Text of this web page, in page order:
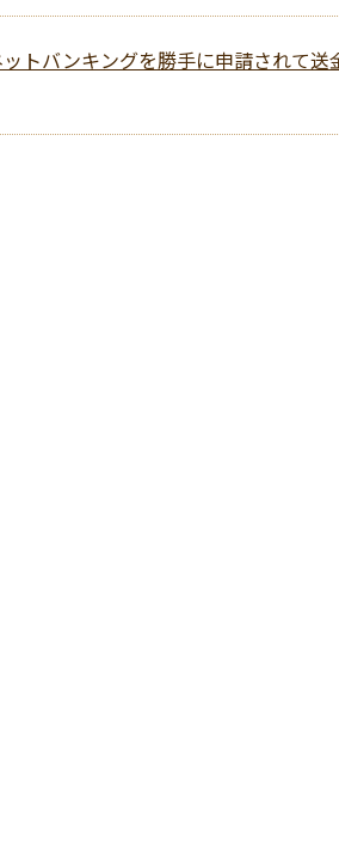
バンキングを勝手に申請されて送